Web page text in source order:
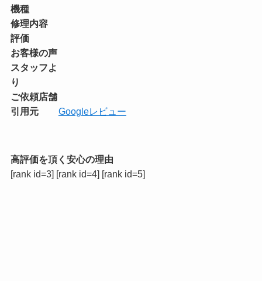
機種
修理内容
評価
お客様の声
スタッフよ
り
ご依頼店舗
引用元
Googleレビュー
高評価を頂く安心の理由
[rank id=3] [rank id=4] [rank id=5]